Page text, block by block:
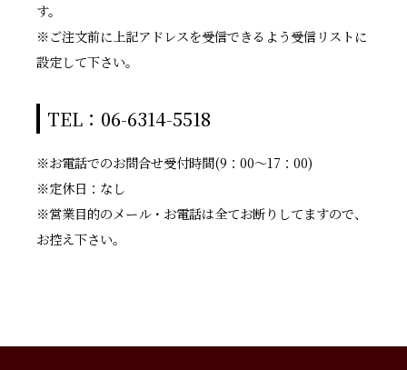
す。
※ご注文前に上記アドレスを受信できるよう受信リストに
設定して下さい。
TEL：06-6314-5518
※お電話でのお問合せ受付時間(9：00～17：00)
※定休日：なし
※営業目的のメール・お電話は全てお断りしてますので、
お控え下さい。